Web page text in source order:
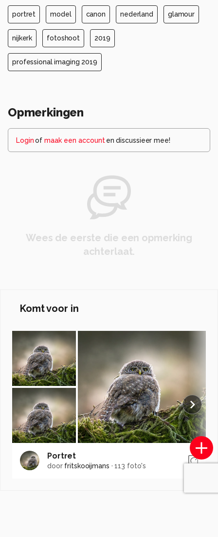
portret model canon nederland glamour
nijkerk fotoshoot 2019
professional imaging 2019
Opmerkingen
Loginof maak een account en discussieer mee!
Wees de eerste die een opmerking
achterlaat.
Komt voor in
Portret
door fritskooijmans ·113 foto's